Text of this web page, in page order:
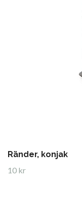
Ränder, konjak
10 kr